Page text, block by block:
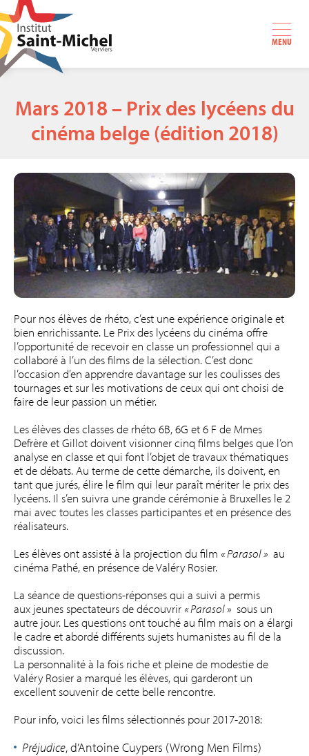
MENU
Mars 2018 – Prix des lycéens du
cinéma belge (édition 2018)
Pour nos élèves de rhéto, c’est une expérience originale et
bien enrichissante. Le Prix des lycéens du cinéma offre
l’opportunité de recevoir en classe un professionnel qui a
collaboré à l’un des films de la sélection. C’est donc
l’occasion d’en apprendre davantage sur les coulisses des
tournages et sur les motivations de ceux qui ont choisi de
faire de leur passion un métier.
Les élèves des classes de rhéto 6B, 6G et 6 F de Mmes
Defrère et Gillot doivent visionner cinq films belges que l’on
analyse en classe et qui font l’objet de travaux thématiques
et de débats. Au terme de cette démarche, ils doivent, en
tant que jurés, élire le film qui leur paraît mériter le prix des
lycéens. Il s’en suivra une grande cérémonie à Bruxelles le 2
mai avec toutes les classes participantes et en présence des
réalisateurs.
Les élèves ont assisté à la projection du film « Parasol » au
cinéma Pathé, en présence de Valéry Rosier.
La séance de questions-réponses qui a suivi a permis
aux jeunes spectateurs de découvrir« Parasol » sous un
autre jour. Les questions ont touché au film mais on a élargi
le cadre et abordé différents sujets humanistes au fil de la
discussion.
La personnalité à la fois riche et pleine de modestie de
Valéry Rosier a marqué les élèves, qui garderont un
excellent souvenir de cette belle rencontre.
Pour info, voici les films sélectionnés pour 2017-2018:
Préjudice, d’Antoine Cuypers (Wrong Men Films)